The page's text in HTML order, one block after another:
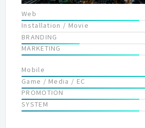
Web
Installation / Movie
BRANDING
MARKETING
Mobile
Game / Media / EC
PROMOTION
SYSTEM